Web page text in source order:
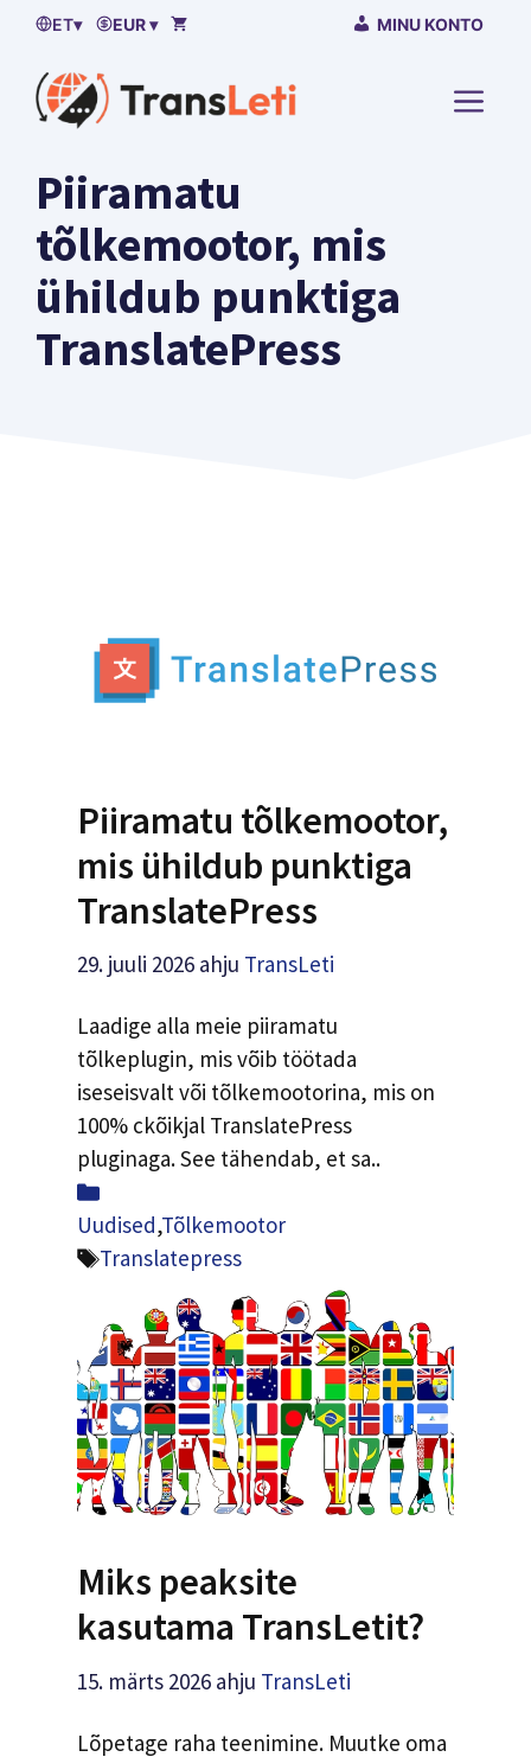
Liigu
seotud
ET▾ EUR ▾ MINU KONTO
Piiramatu
tõlkemootor, mis
ühildub punktiga
TranslatePress
Piiramatu tõlkemootor,
mis ühildub punktiga
TranslatePress
29. juuli 2026 ahju TransLeti
Laadige alla meie piiramatu
tõlkeplugin, mis võib töötada
iseseisvalt või tõlkemootorina, mis on
100% ckõikjal TranslatePress
pluginaga. See tähendab, et sa..
Kategooriatesse
Uudised,Tõlkemootor
Sildid
Translatepress
Miks peaksite
kasutama TransLetit?
15. märts 2026 ahju TransLeti
Lõpetage raha teenimine. Muutke oma